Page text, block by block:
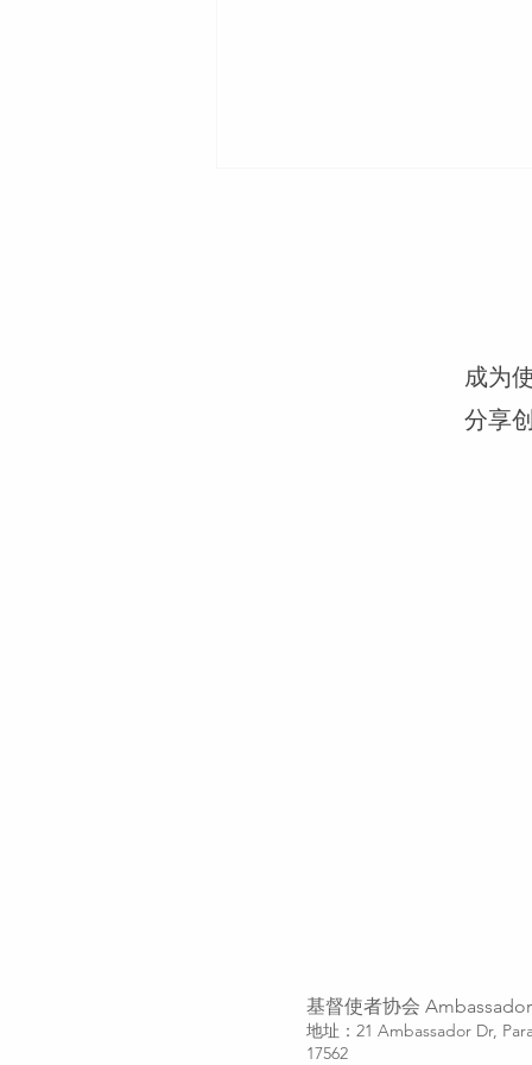
成为
分享
基督使者协会
地址：21 Ambassador Dr,
17562